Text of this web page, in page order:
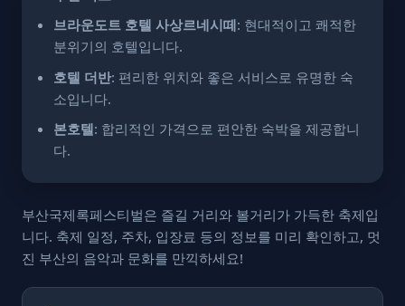
브라운도트 호텔 사상르네시떼: 현대적이고 쾌적한
분위기의 호텔입니다.
호텔 더반: 편리한 위치와 좋은 서비스로 유명한 숙
소입니다.
본호텔: 합리적인 가격으로 편안한 숙박을 제공합니
다.
부산국제록페스티벌은 즐길 거리와 볼거리가 가득한 축제입
니다. 축제 일정, 주차, 입장료 등의 정보를 미리 확인하고, 멋
진 부산의 음악과 문화를 만끽하세요!